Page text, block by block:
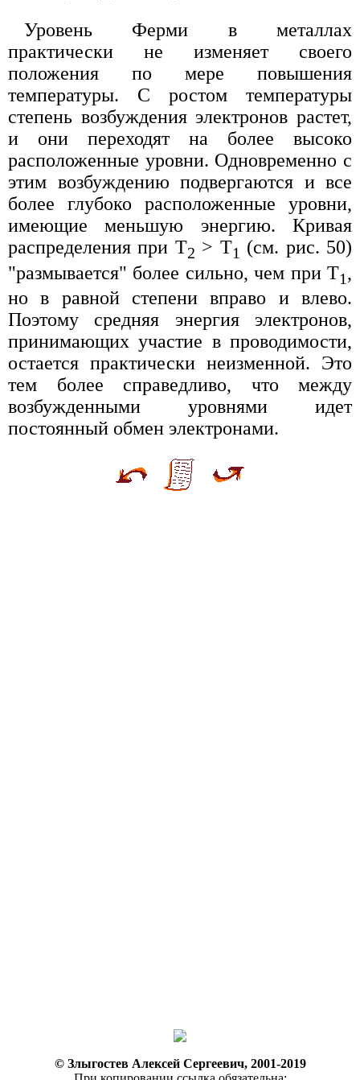
Уровень Ферми в металлах
практически не изменяет своего
положения по мере повышения
температуры. С ростом температуры
степень возбуждения электронов растет,
и они переходят на более высоко
расположенные уровни. Одновременно с
этим возбуждению подвергаются и все
более глубоко расположенные уровни,
имеющие меньшую энергию. Кривая
распределения при Т2 > Т1 (см. рис. 50)
"размывается" более сильно, чем при T1,
но в равной степени вправо и влево.
Поэтому средняя энергия электронов,
принимающих участие в проводимости,
остается практически неизменной. Это
тем более справедливо, что между
возбужденными уровнями идет
постоянный обмен электронами.
© Злыгостев Алексей Сергеевич, 2001-2019